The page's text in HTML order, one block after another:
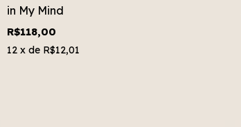
in My Mind
R$118,00
12 x de R$12,01